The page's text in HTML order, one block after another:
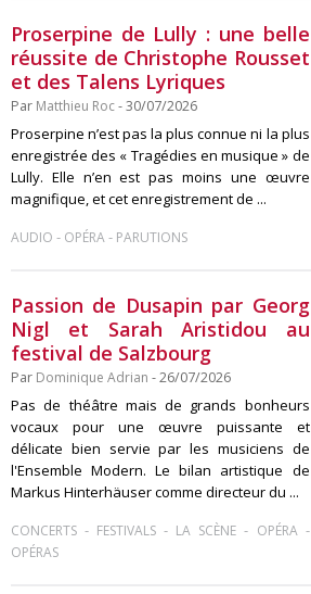
Proserpine de Lully : une belle
réussite de Christophe Rousset
et des Talens Lyriques
Par Matthieu Roc- 30/07/2026
Proserpine n’est pas la plus connue ni la plus
enregistrée des « Tragédies en musique » de
Lully. Elle n’en est pas moins une œuvre
magnifique, et cet enregistrement de ...
AUDIO - OPÉRA- PARUTIONS
Passion de Dusapin par Georg
Nigl et Sarah Aristidou au
festival de Salzbourg
Par Dominique Adrian - 26/07/2026
Pas de théâtre mais de grands bonheurs
vocaux pour une œuvre puissante et
délicate bien servie par les musiciens de
l'Ensemble Modern. Le bilan artistique de
Markus Hinterhäuser comme directeur du ...
CONCERTS - FESTIVALS - LA SCÈNE - OPÉRA-
OPÉRAS